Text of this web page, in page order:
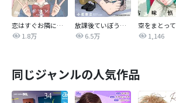
恋はすぐお隣に【タテヨミ】
1.8万
放課後ていぼう日誌
6.5万
空をまとって
1,146
同じジャンルの人気作品